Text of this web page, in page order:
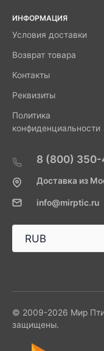
ИНФОРМАЦИЯ
Условия доставки
Возврат товара
Контакты
Реквизиты
Политика
конфиденциальности
8 (800)
Доставка из
info@mirptic.ru
© 2009-2026 Мир
защищены.